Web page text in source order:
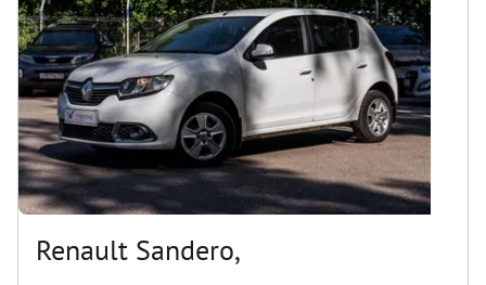
Renault Sandero,